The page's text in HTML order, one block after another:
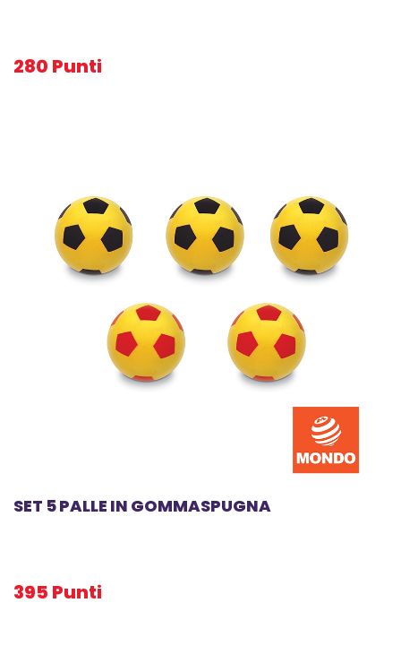
280 Punti
SET 5 PALLE IN GOMMASPUGNA
395 Punti